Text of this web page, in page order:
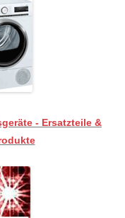
- Ersatzteile &